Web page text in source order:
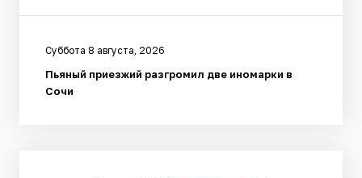
Суббота 8 августа, 2026
Пьяный приезжий разгромил две иномарки в
Сочи